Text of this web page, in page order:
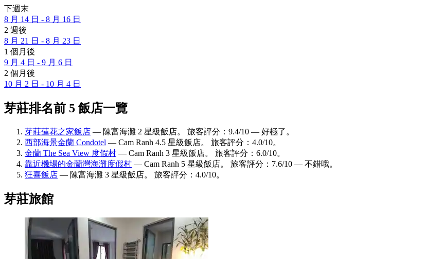
下週末
8 月 14 日 - 8 月 16 日
2 週後
8 月 21 日 - 8 月 23 日
1 個月後
9 月 4 日 - 9 月 6 日
2 個月後
10 月 2 日 - 10 月 4 日
芽莊排名前 5 飯店一覽
芽莊蓮花之家飯店 — 陳富海灘 2 星級飯店。 旅客評分：9.4/10 — 好極了。
西部海景金蘭 Condotel — Cam Ranh 4.5 星級飯店。 旅客評分：4.0/10。
金蘭 The Sea View 度假村 — Cam Ranh 3 星級飯店。 旅客評分：6.0/10。
靠近機場的金蘭灣海灘度假村 — Cam Ranh 5 星級飯店。 旅客評分：7.6/10 — 不錯哦。
狂喜飯店 — 陳富海灘 3 星級飯店。 旅客評分：4.0/10。
芽莊旅館